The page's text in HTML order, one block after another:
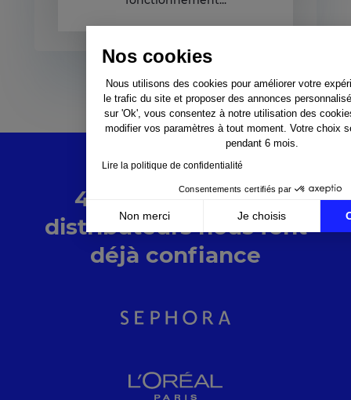
Nos cookies
Nous utilisons des cookies pour améliorer votre
le trafic du site et proposer des annonces
sur 'Ok', vous consentez à notre utilisation des
modifier vos paramètres à tout moment. Votre choix
pendant 6 mois.
Lire la politique de confidentialité
Consentements certifiés par
Non merci Je choisis
Plateforme de Gestion du Consentement :
Notre plateforme vous permet d'adapter et de
4 600 marques et
distributeurs nous font
déjà confiance